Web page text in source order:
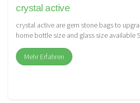
crystal active
crystal active are gem stone bags to
home bottle size and glass size available
Mehr Erfahren